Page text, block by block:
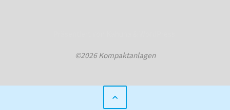
©2026 Kompaktanlagen